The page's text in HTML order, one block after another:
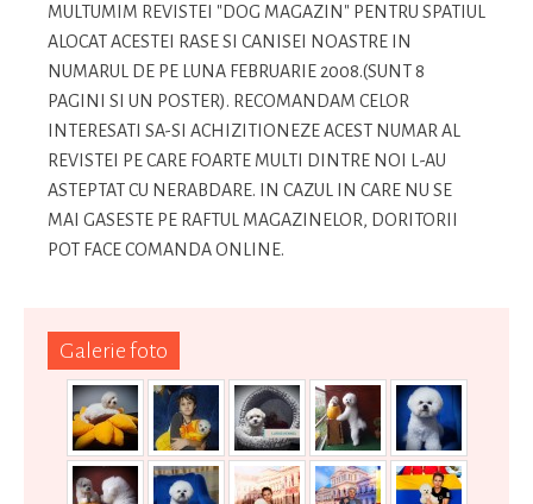
Galerie foto
MULTUMIM REVISTEI "DOG MAGAZIN" PENTRU SPATIUL
ALOCAT ACESTEI RASE SI CANISEI NOASTRE IN
NUMARUL DE PE LUNA FEBRUARIE 2008.(SUNT 8
PAGINI SI UN POSTER). RECOMANDAM CELOR
INTERESATI SA-SI ACHIZITIONEZE ACEST NUMAR AL
REVISTEI PE CARE FOARTE MULTI DINTRE NOI L-AU
ASTEPTAT CU NERABDARE. IN CAZUL IN CARE NU SE
MAI GASESTE PE RAFTUL MAGAZINELOR, DORITORII
POT FACE COMANDA ONLINE.